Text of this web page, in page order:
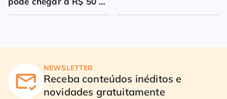
milhões
NEWSLETTER
Receba conteúdos inéditos e
novidades gratuitamente